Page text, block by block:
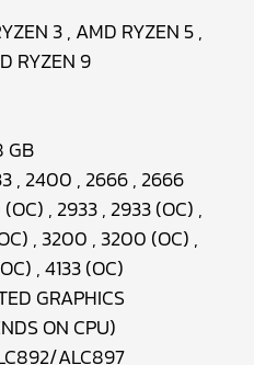
3 , AMD RYZEN 5 ,
RYZEN 9
GB
, 2400 , 2666 , 2666
, 2933 , 2933 (OC) ,
, 3200 , 3200 (OC) ,
, 4133 (OC)
GRAPHICS
ON CPU)
ALC897